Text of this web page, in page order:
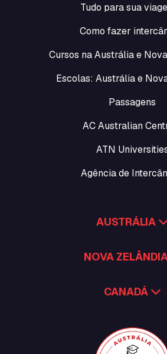
Tudo para sua
Como fazer
Cursos na Austrália e
Escolas: Austrália e
Passagens
AC Australian
ATN
Agência de
AUSTRÁLIA
NOVA
CANADÁ